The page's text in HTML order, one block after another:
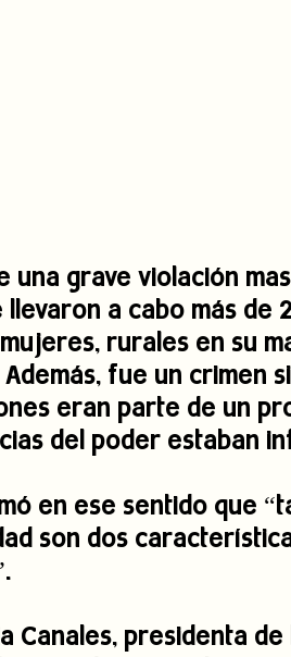
una grave violación
llevaron a cabo más de
rurales en su
Además, fue un crimen
eran parte de un
del poder estaban
en ese sentido que
son dos
Canales, presidenta